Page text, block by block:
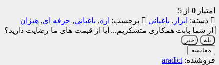
امتیاز 0 از 5
دسته: ابزار , باغبانی برچسب: اره, باغبانی, حرفه ای, هیزان
از شما بابت همکاری متشکریم... آیا از قیمت های ما رضایت دارید؟
بله
خیر
مقایسه
فروشنده: aradict